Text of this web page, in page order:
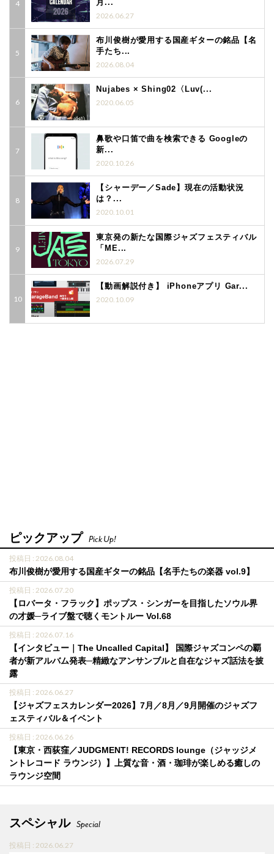
月...
2026.06.27
布川俊樹が愛用する国産ギターの銘品【名
手たち...
2026.08.04
Nujabes × Shing02〈Luv(...
2020.06.05
鼻歌や口笛で曲を検索できる Googleの
新...
2020.10.26
【シャーデー／Sade】現在の活動状況
は？...
2020.10.01
東京発の新たな国際ジャズフェスティバル
「ME...
2026.07.29
【動画解説付き】 iPhoneアプリ Gar...
2020.10.09
ピックアップ Pick Up!
投稿日 : 2026.08.04
布川俊樹が愛用する国産ギターの銘品【名手たちの楽器 vol.9】
投稿日 : 2026.07.20
【ロバータ・フラック】ポップス・シンガーを目指したソウル界
の才媛─ライブ盤で聴くモントルー Vol.68
投稿日 : 2026.07.16
【インタビュー｜The Uncalled Capital】 国際ジャズコンペの覇
者が新アルバム発表─精緻なアンサンブルと自在なジャズ話法を披
露
投稿日 : 2026.06.27
【ジャズフェスカレンダー2026】7月／8月／9月開催のジャズフ
ェスティバル＆イベント
投稿日 : 2026.06.26
【東京・西荻窪／JUDGMENT! RECORDS lounge（ジャッジメ
ントレコード ラウンジ）】上質な音・酒・珈琲が楽しめる癒しの
ラウンジ空間
スペシャル Special
投稿日 : 2026.06.27